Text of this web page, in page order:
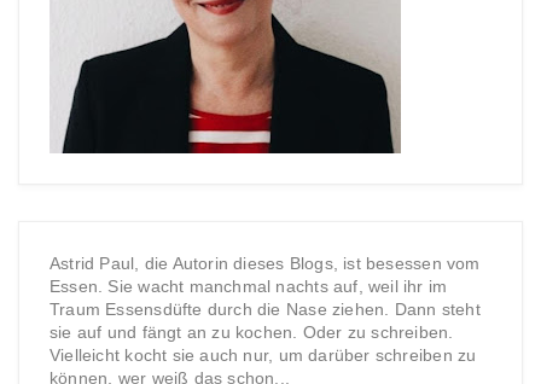
Astrid Paul, die Autorin dieses Blogs, ist besessen vom
Essen. Sie wacht manchmal nachts auf, weil ihr im
Traum Essensdüfte durch die Nase ziehen. Dann steht
sie auf und fängt an zu kochen. Oder zu schreiben.
Vielleicht kocht sie auch nur, um darüber schreiben zu
können, wer weiß das schon...